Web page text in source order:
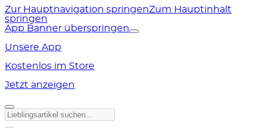
Zur Hauptnavigation springenZum Hauptinhalt
springen
App Banner überspringen
Unsere App
Kostenlos im Store
Jetzt anzeigen